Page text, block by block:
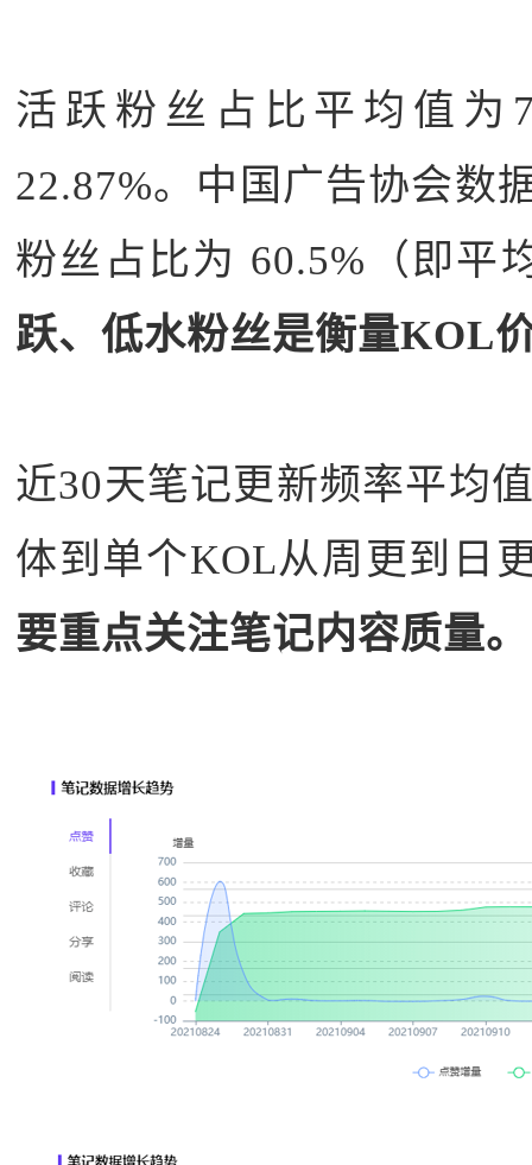
活跃粉丝占比平均值为
22.87%。中国广告协会数
粉丝占比为 60.5%（即平
跃、低水粉丝是衡量KOL
近30天笔记更新频率平均
体到单个KOL从周更到日
要重点关注笔记内容质量。